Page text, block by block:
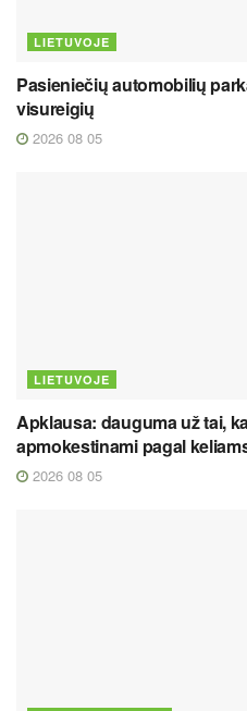
LIETUVOJE
Pasieniečių automobilių
visureigių
2026 08 05
LIETUVOJE
Apklausa: dauguma už tai,
apmokestinami pagal
2026 08 05